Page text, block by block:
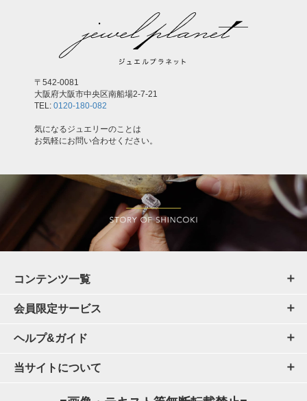
〒542-0081
大阪府大阪市中央区南船場2-7-21
TEL: 0120-180-082
気になるジュエリーのことは
お気軽にお問い合わせください。
コンテンツ一覧
会員限定サービス
ヘルプ&ガイド
当サイトについて